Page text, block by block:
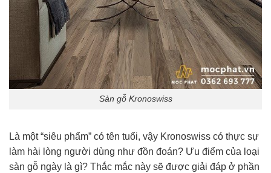
Sàn gỗ Kronoswiss
Là một “siêu phẩm” có tên tuổi, vậy Kronoswiss có thực sự
làm hài lòng người dùng như đồn đoán? Ưu điểm của loại
sàn gỗ ngày là gì? Thắc mắc này sẽ được giải đáp ở phần